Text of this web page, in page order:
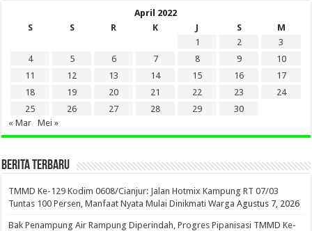
April 2022
S
S R K J S
M
1
2
3
4
5 6 7 8 9
10
11
12 13 14 15 16
17
18
19 20 21 22 23
24
25
26 27 28 29
30
« Mar
Mei »
BERITA TERBARU
TMMD Ke-129 Kodim 0608/Cianjur: Jalan Hotmix Kampung RT 07/03
Tuntas 100 Persen, Manfaat Nyata Mulai Dinikmati Warga Agustus 7, 2026
Bak Penampung Air Rampung Diperindah, Progres Pipanisasi TMMD Ke-